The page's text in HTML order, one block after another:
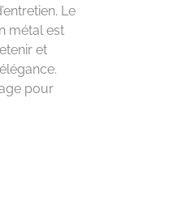
Le
métal est
et
pour